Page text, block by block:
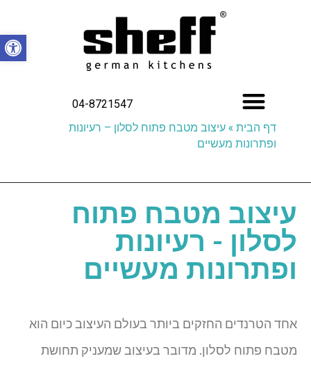
04-8721547
דף הבית » עיצוב מטבח פתוח לסלון – רעיונות
ופתרונות מעשיים
עיצוב מטבח פתוח
לסלון - רעיונות
ופתרונות מעשיים
אחד הטרנדים החזקים ביותר בעולם העיצוב כיום הוא
מטבח פתוח לסלון. מדובר בעיצוב שמעניק תחושת
פתח